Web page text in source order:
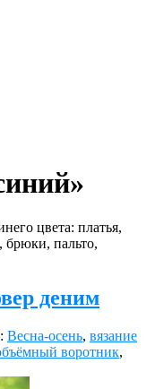
цвета: платья,
пальто,
деним
Весна-осень, вязание
воротник,